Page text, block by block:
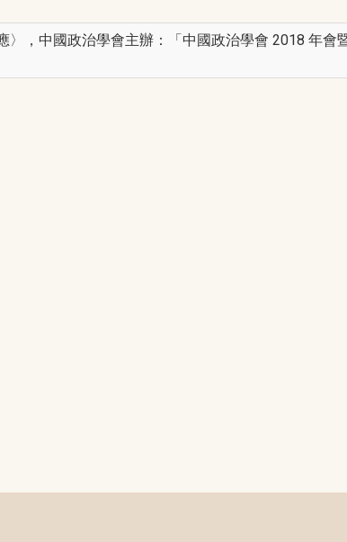
〉，中國政治學會主辦：「中國政治學會 2018 年